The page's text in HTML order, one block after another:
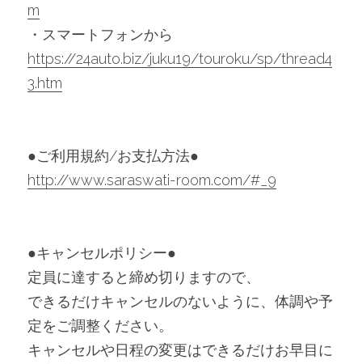
m
・スマートフォンから
https://24auto.biz/juku19/touroku/sp/thread4
3.htm
●ご利用規約/お支払方法●
http://www.saraswati-room.com/#_9
●キャンセルポリシー●
定員に達すると締め切りますので、
できるだけキャンセルのないように、体調や予
定をご調整ください。
キャンセルや日程の変更はできるだけお早目に